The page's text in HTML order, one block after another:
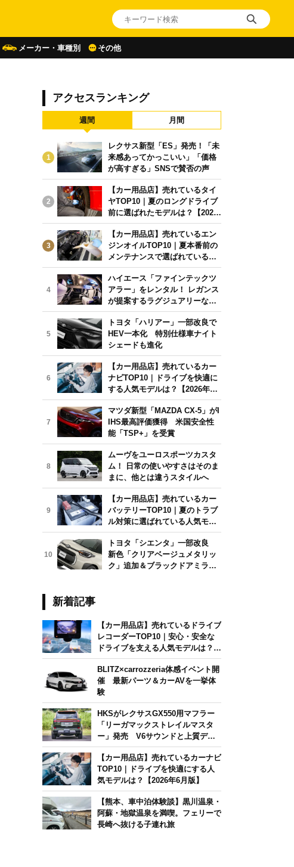
メーカー・車種別 その他
アクセスランキング
週間 月間
1
レクサス新型「ES」発売！「未
来感あってかっこいい」「価格
が高すぎる」SNSで賛否の声
2
【カー用品店】売れているタイ
ヤTOP10｜夏のロングドライブ
前に選ばれたモデルは？【2026
年6月版】
3
【カー用品店】売れているエン
ジンオイルTOP10｜夏本番前の
メンテナンスで選ばれている人
気モデルは？【2026年6月版】
4
ハイエース「ファインテックツ
アラー」をレンタル！ レガンス
が提案するラグジュアリーな移
動体験
5
トヨタ「ハリアー」一部改良で
HEV一本化 特別仕様車ナイト
シェードも進化
6
【カー用品店】売れているカー
ナビTOP10｜ドライブを快適に
する人気モデルは？【2026年6
月版】
7
マツダ新型「MAZDA CX-5」がI
IHS最高評価獲得 米国安全性
能「TSP+」を受賞
8
ムーヴをユーロスポーツカスタ
ム！ 日常の使いやすさはそのま
まに、他とは違うスタイルへ
9
【カー用品店】売れているカー
バッテリーTOP10｜夏のトラブ
ル対策に選ばれている人気モデ
ルは？【2026年6月版】
10
トヨタ「シエンタ」一部改良
新色「クリアベージュメタリッ
ク」追加＆ブラックドアミラー
新着記事
【カー用品店】売れているドライブ
レコーダーTOP10｜安心・安全な
ドライブを支える人気モデルは？
【2026年6月版】
BLITZ×carrozzeria体感イベント開
催 最新パーツ＆カーAVを一挙体
験
HKSがレクサスGX550用マフラー
「リーガマックストレイルマスタ
ー」発売 V6サウンドと上質デザ
インを両立
【カー用品店】売れているカーナビ
TOP10｜ドライブを快適にする人
気モデルは？【2026年6月版】
【熊本、車中泊体験談】黒川温泉・
阿蘇・地獄温泉を満喫。フェリーで
長崎へ抜ける子連れ旅